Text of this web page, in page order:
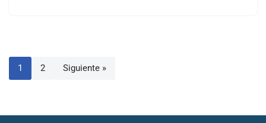
1 2 Siguiente »